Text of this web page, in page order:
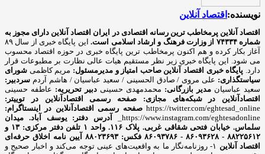
نویسنده: اقتصاد آنلاین
اقتصاد آنلاین پرمخاطب ترین رسانه اقتصادی در ایران اقتصاد آنلاین دارای مجوز به
شماره ۷۴۳۳۴ از وزارت فرهنگ و ارشاد اسلامی است.
این پایگاه خبری از سال ۸۹
آغاز بکار کرده و هم اکنون پرمخاطب ترین پایگاه خبری در حوزه اقتصاد محسوب
می شود. این پایگاه خبری زیر نظر مستقیم هیات عالی نظارت بر مطبوعات قرار
دارد. پایگاه خبری اقتصاد آنلاین صاحب امتیاز و مدیرمسئول: مریم کاظمی شورای
سیاستگذاری: علی مروی / صادق الحسینی / سعید عباسیان / هاشم آردم سردبیر:
سعید عباسیان مدیر بازرگانی: محمدمهدی حسینی دبیر تحریریه: عاطفه حسینی
اقتصادآنلاین در شبکه‌های مجازی:
صفحه رسمی اقتصادآنلاین در توییتر:
https://twitter.com/eghtesad_online صفحه رسمی اقتصادآنلاین در اینستاگرام:
https://www.instagram.com/eghtesadonline_
آدرس دفتر: یوسف آباد. میدان
سلماس. خیابان فتحی شقاقی غربی. پلاک ۱۱۶. واحد ۱
تلفن دفتر مرکزی: ۱۳ و
۸۸۲۲۵۶۱۲ - ۸۶۰۹۳۶۲۸ - ۸۶۰۹۳۷۸۶ فکس: ۸۸۰۲۳۶۹۳
آیین نامه اخلاق حرفه‌ای
اقتصاد آنلاین
۱- روزنامه‌نگار ما به واقعیت‌های عینی توجه می‌کند و اخبار صحیح و